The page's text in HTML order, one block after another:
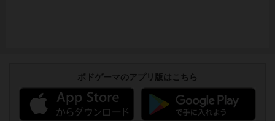
ボドゲーマのアプリ版はこちら